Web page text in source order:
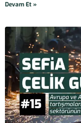
Devam Et »